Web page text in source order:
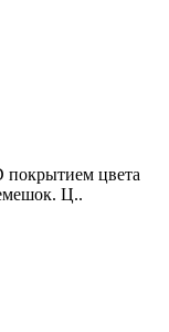
покрытием цвета
Ц..